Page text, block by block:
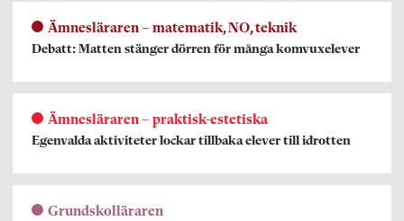
Ämnesläraren – matematik, NO, teknik
Debatt: Matten stänger dörren för många komvuxelever
Ämnesläraren – praktisk-estetiska
Egenvalda aktiviteter lockar tillbaka elever till idrotten
Grundskolläraren